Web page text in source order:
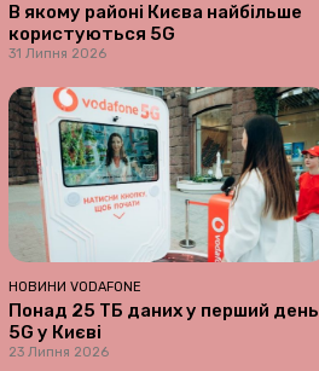
В якому районі Києва найбільше
користуються 5G
31 Липня 2026
НОВИНИ VODAFONE
Понад 25 ТБ даних у перший день
5G у Києві
23 Липня 2026